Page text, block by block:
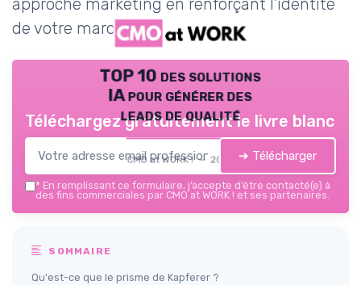
approche marketing en renforçant l'identité
de votre marque.
TOP 10 des solutions
IA pour générer des
leads de qualité
CMO at WORK ! — 2026
Téléchargez gratuitement le livre blanc
➔ Télécharger
* En remplissant ce formulaire, j’accepte d’être contacté(e) à
des fins commerciales par CMO at WORK ! et ses partenaires.
SOMMAIRE
Qu'est-ce que le prisme de Kapferer ?